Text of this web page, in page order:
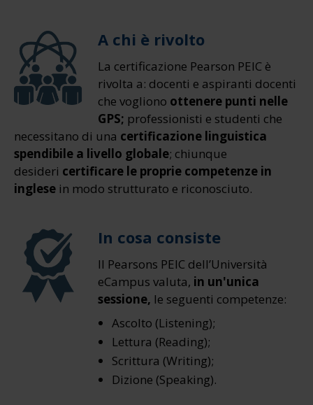
A chi è rivolto
La certificazione Pearson PEIC è
rivolta a: docenti e aspiranti docenti
che vogliono ottenere punti nelle
GPS; professionisti e studenti che
necessitano di una certificazione linguistica
spendibile a livello globale; chiunque
desideri certificare le proprie competenze in
inglese in modo strutturato e riconosciuto.
In cosa consiste
Il Pearsons PEIC dell’Università
eCampus valuta, in un'unica
sessione, le seguenti competenze:
Ascolto (Listening);
Lettura (Reading);
Scrittura (Writing);
Dizione (Speaking).